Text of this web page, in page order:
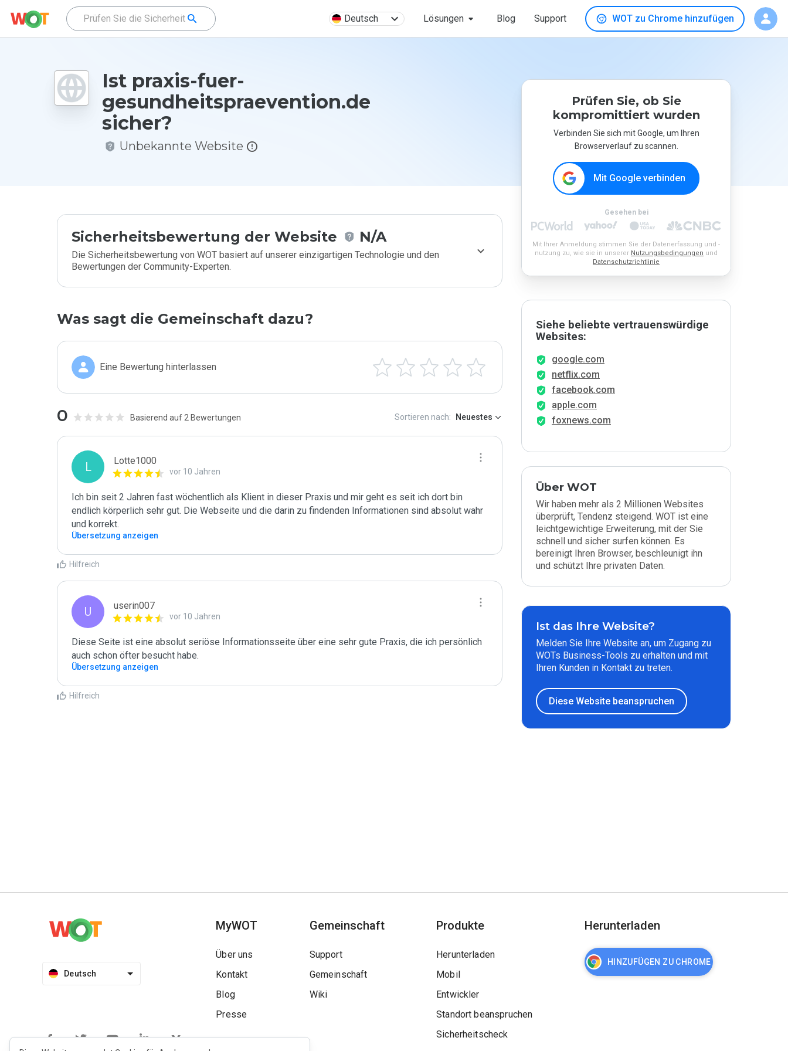
Deutsch Lösungen Blog Support WOT zu Chrome hinzufügen
Ist praxis-fuer-
gesundheitspraevention.de
sicher?
Unbekannte Website
Sicherheitsbewertung der Website N/A
Die Sicherheitsbewertung von WOT basiert auf unserer einzigartigen Technologie und den
Bewertungen der Community-Experten.
Was sagt die Gemeinschaft dazu?
Eine Bewertung hinterlassen
0 Basierend auf 2 Bewertungen Sortieren nach: Neuestes
L Lotte1000
vor 10 Jahren
Ich bin seit 2 Jahren fast wöchentlich als Klient in dieser Praxis und mir geht es seit ich dort bin
endlich körperlich sehr gut. Die Webseite und die darin zu findenden Informationen sind absolut wahr
und korrekt.
Übersetzung anzeigen
Hilfreich
U userin007
vor 10 Jahren
Diese Seite ist eine absolut seriöse Informationsseite über eine sehr gute Praxis, die ich persönlich
auch schon öfter besucht habe.
Übersetzung anzeigen
Hilfreich
Prüfen Sie, ob Sie
kompromittiert wurden
Verbinden Sie sich mit Google, um Ihren
Browserverlauf zu scannen.
Mit Google verbinden
Gesehen bei
Mit Ihrer Anmeldung stimmen Sie der Datenerfassung und -
nutzung zu, wie sie in unserer Nutzungsbedingungen und
Datenschutzrichtlinie
Siehe beliebte vertrauenswürdige
Websites:
google.com
netflix.com
facebook.com
apple.com
foxnews.com
Über WOT
Wir haben mehr als 2 Millionen Websites
überprüft, Tendenz steigend. WOT ist eine
leichtgewichtige Erweiterung, mit der Sie
schnell und sicher surfen können. Es
bereinigt Ihren Browser, beschleunigt ihn
und schützt Ihre privaten Daten.
Ist das Ihre Website?
Melden Sie Ihre Website an, um Zugang zu
WOTs Business-Tools zu erhalten und mit
Ihren Kunden in Kontakt zu treten.
Diese Website beanspruchen
Deutsch
MyWOT
Über uns
Kontakt
Blog
Presse
Gemeinschaft
Support
Gemeinschaft
Wiki
Produkte
Herunterladen
Mobil
Entwickler
Standort beanspruchen
Sicherheitscheck
Herunterladen
HINZUFÜGEN ZU CHROME